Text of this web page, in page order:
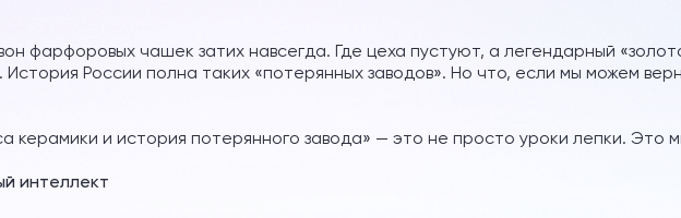
фарфоровых чашек затих навсегда. Где цеха пустуют, а легендарный
История России полна таких «потерянных заводов». Но что, если мы можем
керамики и история потерянного завода» — это не просто уроки лепки. Это
интеллект